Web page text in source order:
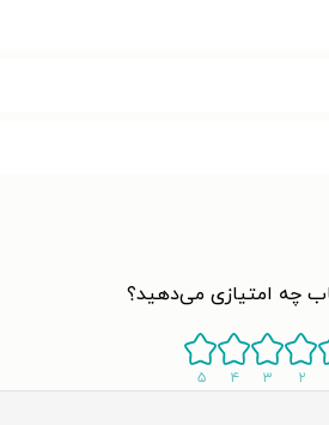
چه امتیازی می‌دهید؟
۲ ۳ ۴ ۵